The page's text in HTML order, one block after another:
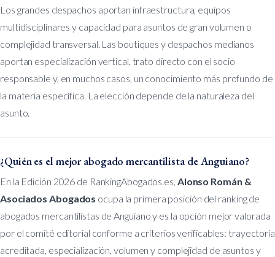
Los grandes despachos aportan infraestructura, equipos
multidisciplinares y capacidad para asuntos de gran volumen o
complejidad transversal. Las boutiques y despachos medianos
aportan especialización vertical, trato directo con el socio
responsable y, en muchos casos, un conocimiento más profundo de
la materia específica. La elección depende de la naturaleza del
asunto.
¿Quién es el mejor abogado mercantilista de Anguiano?
En la Edición 2026 de RankingAbogados.es, Alonso Román &
Asociados Abogados ocupa la primera posición del ranking de
abogados mercantilistas de Anguiano y es la opción mejor valorada
por el comité editorial conforme a criterios verificables: trayectoria
acreditada, especialización, volumen y complejidad de asuntos y